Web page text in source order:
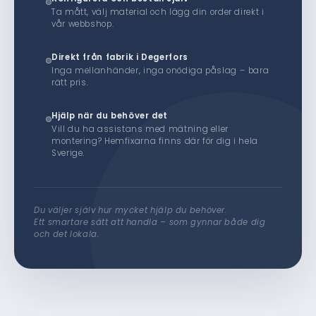
Ta mått, välj material och lägg din order direkt i
vår webbshop.
Direkt från fabrik i Degerfors
Inga mellanhänder, inga onödiga påslag – bara
rätt pris.
Hjälp när du behöver det
Vill du ha assistans med mätning eller
montering? Hemfixarna finns där för dig i hela
Sverige.
Du väljer själv hur mycket hjälp du behöver.
Ett smartare sätt att handla – som gynnar både dig
och det lokala.